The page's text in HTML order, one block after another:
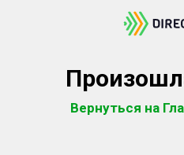
Вернуться на